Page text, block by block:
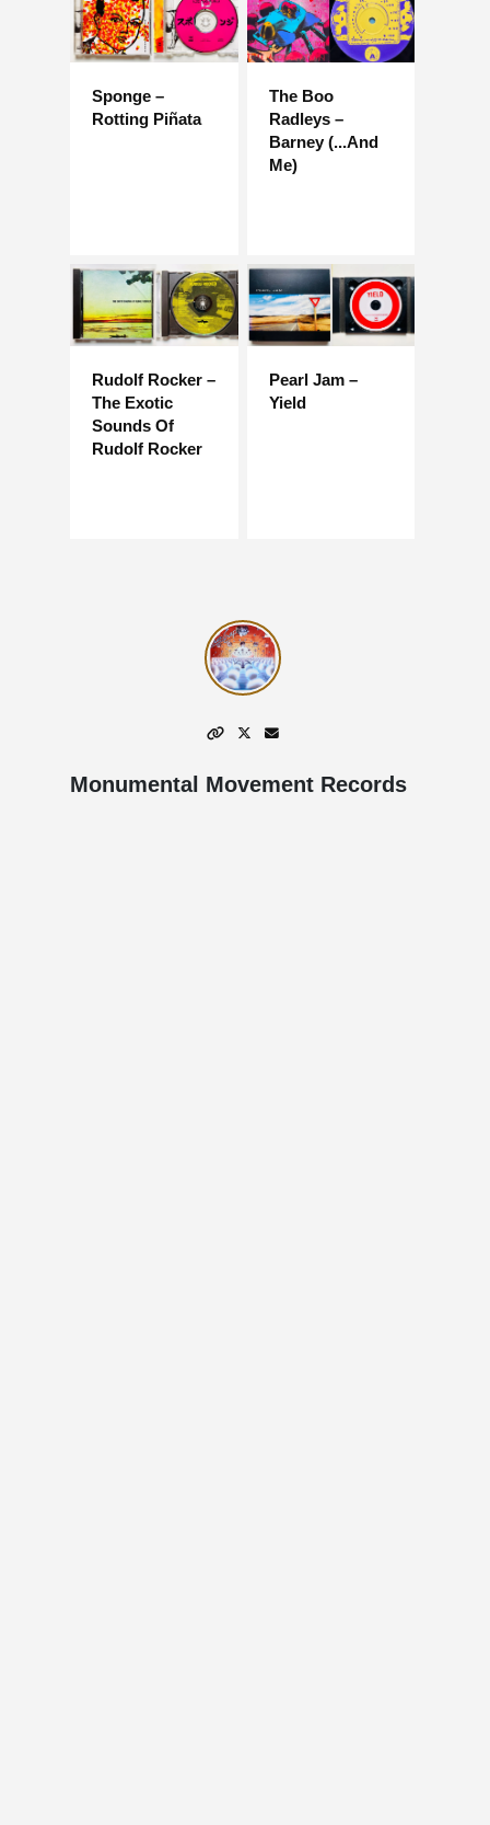
Sponge –
Rotting Piñata
The Boo
Radleys –
Barney (...And
Me)
Rudolf Rocker –
The Exotic
Sounds Of
Rudolf Rocker
Pearl Jam –
Yield
Monumental Movement Records